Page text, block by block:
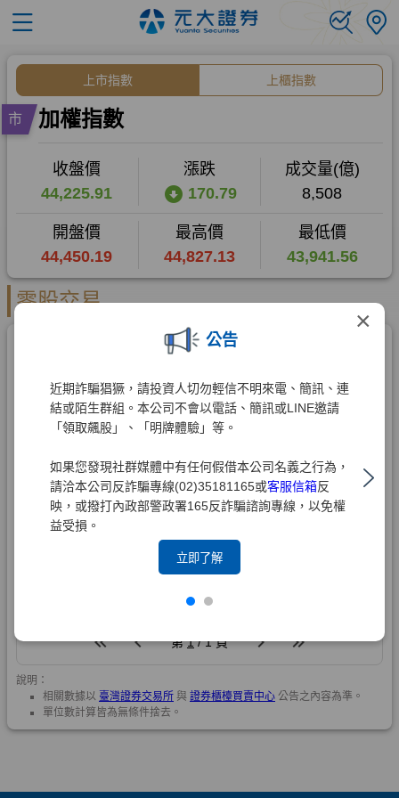
×
公告
近期詐騙猖獗，請投資人切勿輕信不明來電、簡訊、連
結或陌生群組。本公司不會以電話、簡訊或LINE邀請
「領取飆股」、「明牌體驗」等。
如果您發現社群媒體中有任何假借本公司名義之行為，
請洽本公司反詐騙專線(02)35181165或客服信箱反
映，或撥打內政部警政署165反詐騙諮詢專線，以免權
益受損。
立即了解